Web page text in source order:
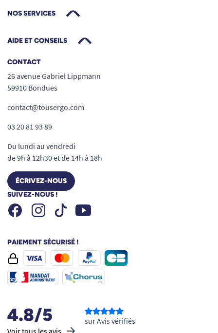
NOS SERVICES
AIDE ET CONSEILS
CONTACT
26 avenue Gabriel Lippmann
59910 Bondues
contact@tousergo.com
03 20 81 93 89
Du lundi au vendredi
de 9h à 12h30 et de 14h à 18h
ÉCRIVEZ-NOUS
SUIVEZ-NOUS !
FacebookInstagramTiktok Youtube
PAIEMENT SÉCURISÉ !
4.8/5
Voir tous les avis
sur Avis vérifiés